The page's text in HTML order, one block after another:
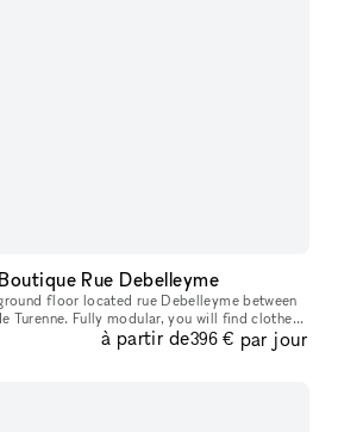
Rue Debelleyme
floor located rue Debelleyme between
Turenne. Fully modular, you will find clothes
as well as a storage spa
à partir de396 € par jour